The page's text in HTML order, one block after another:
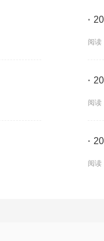
·
阅读
·
阅读
·
阅读